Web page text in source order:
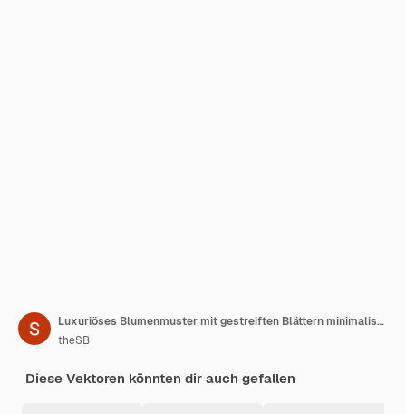
Luxuriöses Blumenmuster mit gestreiften Blättern minimalistisch
theSB
Diese Vektoren könnten dir auch gefallen